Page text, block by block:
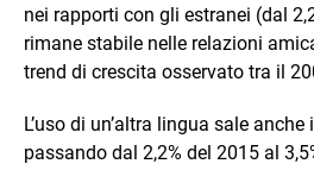
nei rapporti con gli estranei (dal
rimane stabile nelle relazioni
trend di crescita osservato tra il
L’uso di un’altra lingua sale anche
passando dal 2,2% del 2015 al